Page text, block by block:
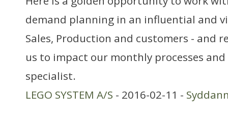
demand planning in an influential and
Sales, Production and customers - and
us to impact our monthly processes
specialist.
LEGO SYSTEM A/S - 2016-02-11 -